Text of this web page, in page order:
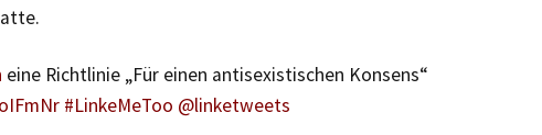
eine Richtlinie „Für einen antisexistischen Konsens“
#LinkeMeToo @linketweets